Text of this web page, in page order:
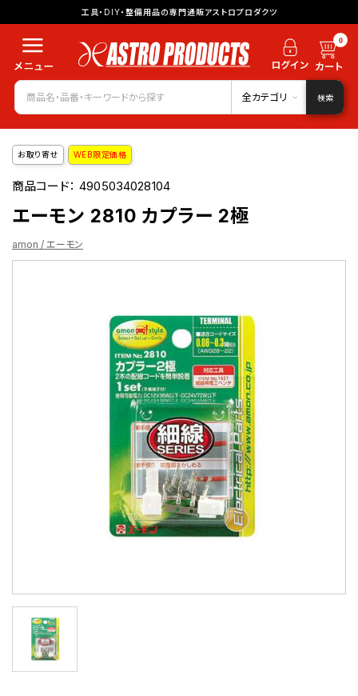
工具・DIY・整備用品の専門通販アストロプロダクツ
0
全カテゴリ 検索
お取り寄せ WEB限定価格
商品コード：4905034028104
エーモン 2810 カプラー 2極
amon / エーモン